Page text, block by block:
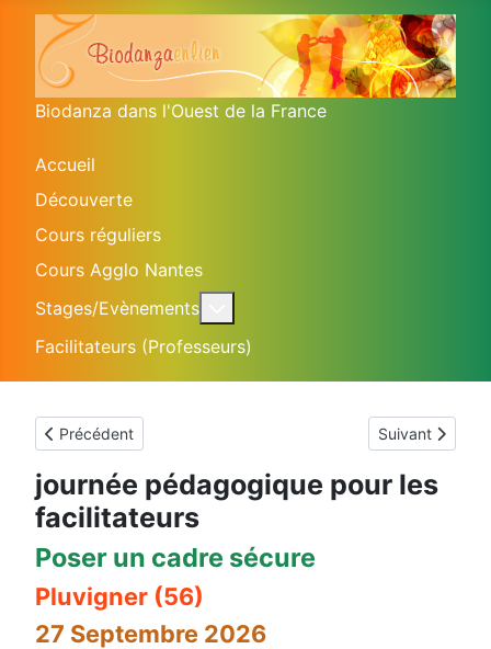
Biodanza dans l'Ouest de la France
Accueil
Découverte
Cours réguliers
Cours Agglo Nantes
Stages/Evènements
Facilitateurs (Professeurs)
Article précédent : Biodanza et Feldenkrais à Douarnenez
Précédent Article suivant
Suivant
journée pédagogique pour les
facilitateurs
Poser un cadre sécure
Pluvigner (56)
27 Septembre 2026